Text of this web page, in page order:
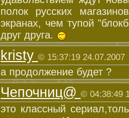
полок русских
экранах, чем тупой
друг друга.
kristy © 15:37:19 24.07.2007
а продолжение будет ?
Чепочниц@ © 04:38:49
это классный